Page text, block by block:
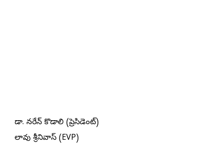
డా. నరేన్ కొడాలి (ప్రెసిడెంట్)
లావు శ్రీనివాస్ (EVP)